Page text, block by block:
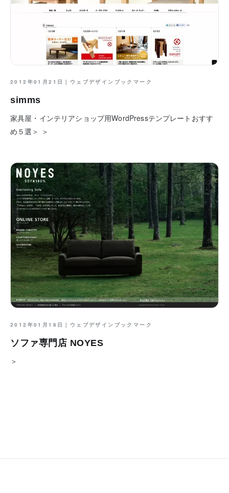
2012年01月21日｜ ウェブデザインブックマーク
simms
家具屋・インテリアショップ用WordPressテンプレートおすす
め５選＞ ＞
2012年01月18日｜ ウェブデザインブックマーク
ソファ専門店 NOYES
＞